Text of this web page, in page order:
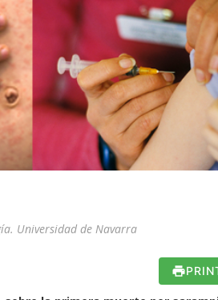
Universidad de Navarra